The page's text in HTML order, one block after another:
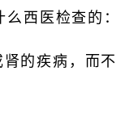
西医检查的：
的疾病，而不